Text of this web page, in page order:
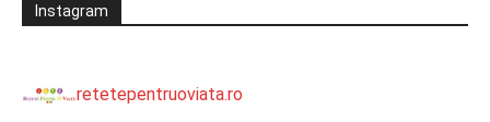
Instagram
retetepentruoviata.ro